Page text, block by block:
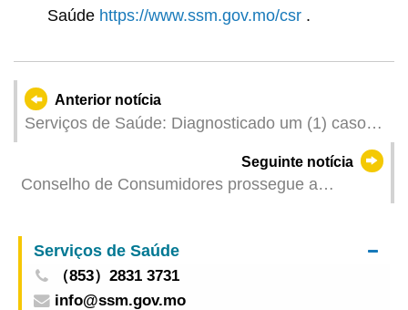
Saúde https://www.ssm.gov.mo/csr.
Anterior notícia
Serviços de Saúde: Diagnosticado um (1) caso
Seguinte notícia
Conselho de Consumidores prossegue a
Serviços de Saúde
（853）2831 3731
info@ssm.gov.mo